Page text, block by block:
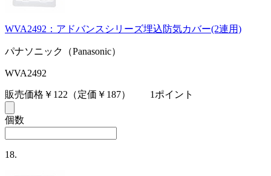
WVA2492：アドバンスシリーズ埋込防気カバー(2連用)
パナソニック（Panasonic）
WVA2492
販売価格￥122 （定価￥187） 1ポイント
個数
18.